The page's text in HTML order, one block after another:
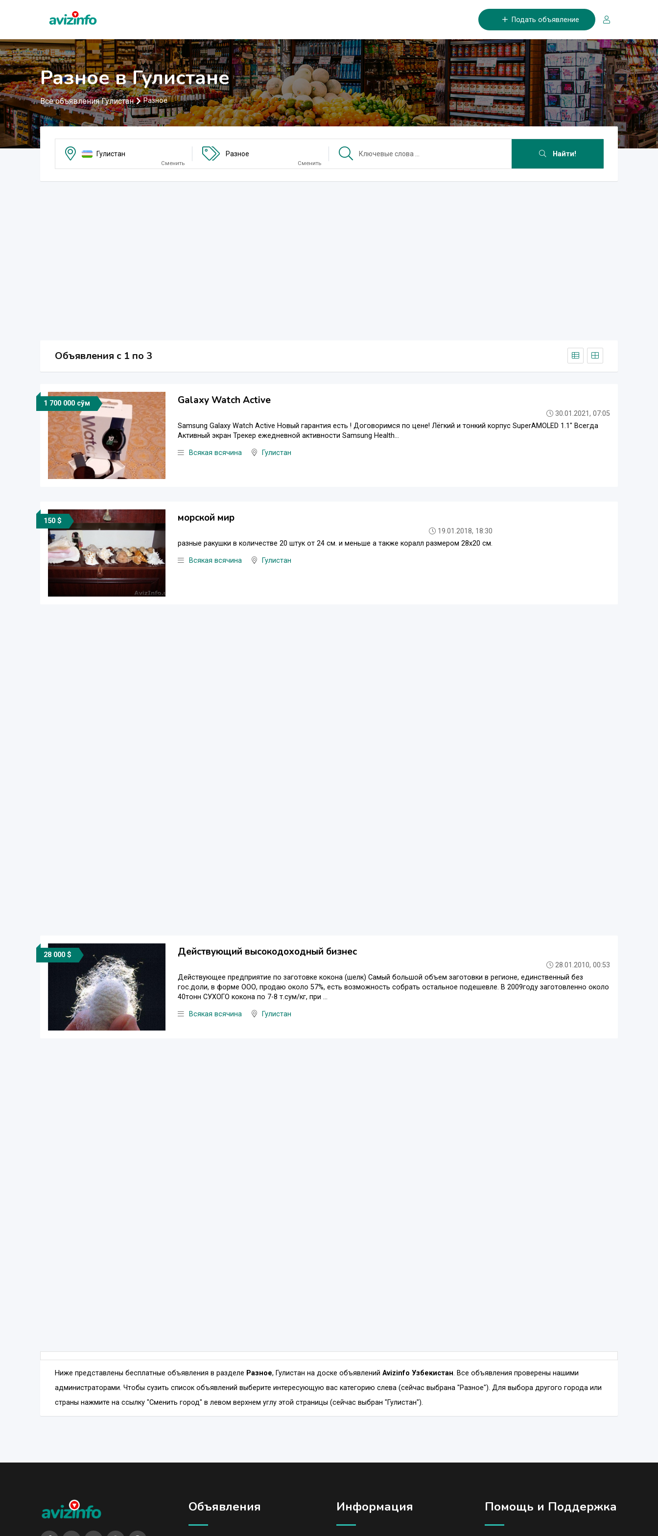
Подать объявление
Разное в Гулистане
Все объявления Гулистан Разное
Гулистан
Сменить
Разное
Сменить
Найти!
Объявления c 1 по 3
1 700 000 сўм Galaxy Watch Active
30.01.2021, 07:05
Samsung Galaxy Watch Active Новый гарантия есть ! Договоримся по цене! Лёгкий и тонкий корпус SuperAMOLED 1.1" Всегда
Активный экран Трекер ежедневной активности Samsung Health...
Всякая всячина Гулистан
150 $ морской мир
19.01.2018, 18:30
разные ракушки в количестве 20 штук от 24 см. и меньше а также коралл размером 28х20 см.
Всякая всячина Гулистан
28 000 $ Действующий высокодоходный бизнес
28.01.2010, 00:53
Действующее предприятие по заготовке кокона (шелк) Самый большой объем заготовки в регионе, единственный без
гос.доли, в форме ООО, продаю около 57%, есть возможность собрать остальное подешевле. В 2009году заготовленно около
40тонн СУХОГО кокона по 7-8 т.сум/кг, при ...
Всякая всячина Гулистан
Ниже представлены бесплатные объявления в разделе Разное, Гулистан на доске объявлений Avizinfo Узбекистан. Все объявления проверены нашими
администраторами. Чтобы сузить список объявлений выберите интересующую вас категорию слева (сейчас выбрана "Разное"). Для выбора другого города или
страны нажмите на ссылку "Сменить город" в левом верхнем углу этой страницы (сейчас выбран "Гулистан").
Объявления Информация Помощь и Поддержка